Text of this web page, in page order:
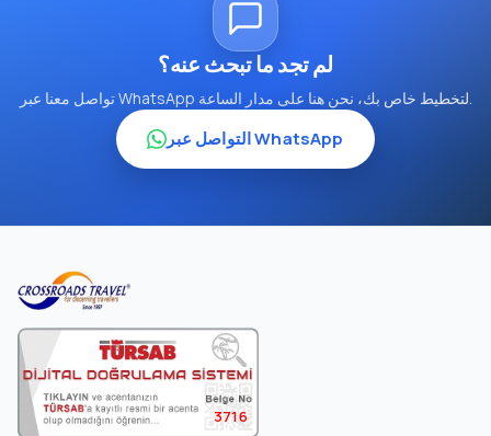
لم تجد ما تبحث عنه؟
تواصل معنا عبر WhatsApp لتخطيط خاص بك، نحن هنا على مدار الساعة.
التواصل عبر WhatsApp
3716